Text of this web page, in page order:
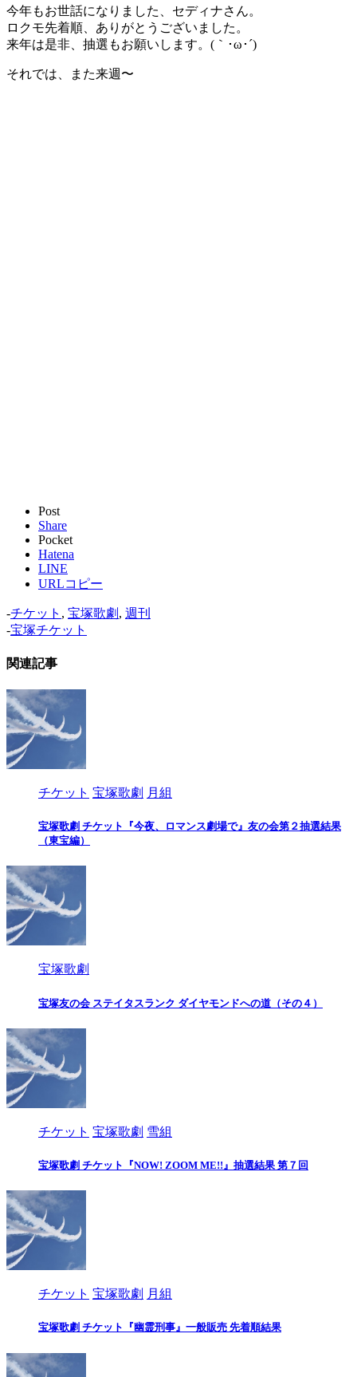
今年もお世話になりました、セディナさん。
ロクモ先着順、ありがとうございました。
来年は是非、抽選もお願いします。(｀･ω･´)ゞ
それでは、また来週〜
Post
Share
Pocket
Hatena
LINE
URLコピー
-チケット , 宝塚歌劇 , 週刊
-宝塚チケット
関連記事
チケット 宝塚歌劇 月組
宝塚歌劇 チケット『今夜、ロマンス劇場で』友の会第２抽選結果
（東宝編）
宝塚歌劇
宝塚友の会 ステイタスランク ダイヤモンドへの道（その４）
チケット 宝塚歌劇 雪組
宝塚歌劇 チケット『NOW! ZOOM ME!!』抽選結果 第７回
チケット 宝塚歌劇 月組
宝塚歌劇 チケット『幽霊刑事』一般販売 先着順結果